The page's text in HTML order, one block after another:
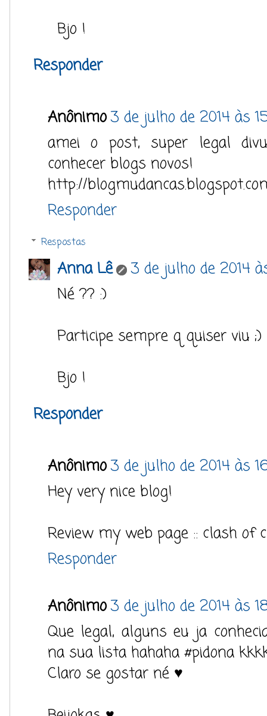
Bjo !
Responder
Anônimo3 de julho de 2014 às
amei o post, super legal
conhecer blogs novos!
http://
Responder
Respostas
Anna Lê
3 de julho de 2014
Né ?? :)
Participe sempre q quiser viu ;)
Bjo !
Responder
Anônimo3 de julho de 2014 às
Hey very nice blog!
Review my web page :: clash of
Responder
Anônimo3 de julho de 2014 às
Que legal, alguns eu ja
na sua lista hahaha #pidona
Claro se gostar né ♥